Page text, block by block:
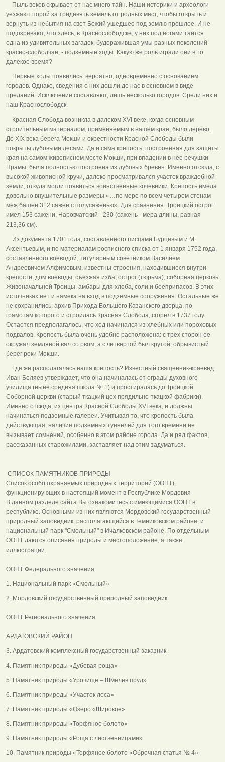
Пыль веков скрывает от нас много тайн. Наши историки и археологи
уезжают порой за тридевять земель от родных мест, чтобы открыть и
вернуть из небытия на свет Божий ушедшее под землю прошлое. И не
подозревают, что здесь, в Краснослободске, у них под ногами таится
одна из удивительных загадок, будоражившая умы разных поколений
красно-слободчан, - подземные ходы. Какую же роль играли они в то
далекое время?
Первые ходы появились, вероятно, одновременно с основанием
городов. Однако, сведения о них дошли до нас в основном в виде
преданий. Исключение составляют, лишь несколько городов. Среди них и
наш Краснослободск.
Красная Слобода возникла в далеком XVI веке, когда основным
строительным материалом, применяемым в нашем крае, было дерево.
До XIX века берега Мокши и окрестности Красной Слободы были
покрыты дубовыми лесами. Да и сама крепость, построенная для защиты
края на самом живописном месте Мокши, при впадении в нее речушки
Прамы, была полностью построена из дубовых бревен. Именно отсюда, с
высокой живописной кручи, далеко просматривался участок враждебной
земли, откуда могли появиться воинственные кочевники. Крепость имела
довольно внушительные размеры «…по мере по всем четырем стенам
меж башен 312 сажен с полусаженью». Для сравнения: Троицкий острог
имел 153 сажени, Наровчатский - 230 (сажень - мера длины, равная
213,36 см).
Из документа 1701 года, составленного писцами Бурцевым и М.
Аксентьевым, и по материалам росписного списка от 1 января 1752 года,
составленного воеводой, титулярным советником Василием
Андреевичем Алфимовым, известны строения, находившиеся внутри
крепости: дом воеводы, съезжая изба, острог (тюрьма), соборная церковь
Живоначальной Троицы, амбары для хлеба, соли и боеприпасов. В этих
источниках нет и намека на вход в подземные сооружения. Остальные же
не сохранились: архив Прихода Большого Казанского дворца, по
грамотам которого и строилась Красная Слобода, сгорел в 1737 году.
Остается предполагалось, что ход начинался из хлебных или пороховых
подвалов. Крепость была очень удобно расположена: с трех сторон ее
окружал земляной вал со рвом, а с четвертой был крутой, обрывистый
берег реки Мокши.
Где же располагалась наша крепость? Известный священник-краевед
Иван Беляев утверждает, что она начиналась от ограды духовного
училища (ныне средняя школа № 1) и простиралась до Троицкой
Соборной церкви (старый ткацкий цех прядильно-ткацкой фабрики).
Именно отсюда, из центра Красной Слободы XVI века, и должны
начинаться подземные галереи. Учитывая то, что крепость была
действующая, наличие подземных туннелей для того времени не
вызывает сомнений, особенно в этом районе города. Да и ряд фактов,
рассказанных старожилами, заставляет над этим задуматься.
СПИСОК ПАМЯТНИКОВ ПРИРОДЫ
Список особо охраняемых природных территорий (ООПТ),
функционирующих в настоящий момент в Республике Мордовия
В данном разделе сайта Вы ознакомитесь с имеющимися ООПТ в
республике. Основными из них являются Мордовский государственный
природный заповедник, располагающийся в Темниковском районе, и
национальный парк "Смольный" в Ичалковском районе. По отдельным
ООПТ даются описания природы и местоположение, а также
иллюстрации.
ООПТ Федерального значения
1. Национальный парк «Смольный»
2. Мордовский государственный природный заповедник
ООПТ Регионального значения
АРДАТОВСКИЙ РАЙОН
3. Ардатовский комплексный государственный заказник
4. Памятник природы «Дубовая роща»
5. Памятник природы «Урочище – Шмелев пруд»
6. Памятник природы «Участок леса»
7. Памятник природы «Озеро «Широкое»
8. Памятник природы «Торфяное болото»
9. Памятник природы «Роща с лиственницами»
10. Памятник природы «Торфяное болото «Оброчная статья № 4»